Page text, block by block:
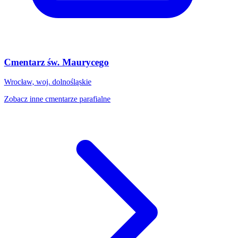
Cmentarz św. Maurycego
Wrocław, woj. dolnośląskie
Zobacz inne cmentarze parafialne